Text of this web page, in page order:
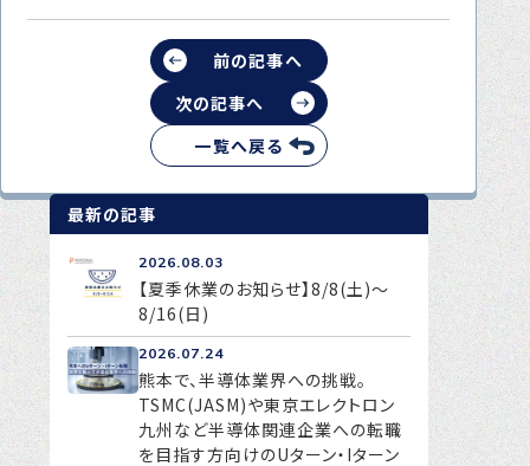
前の記事へ
一覧へ戻る
次の記事へ
最新の記事
2026.08.03
【夏季休業のお知らせ】8/8(土)～
8/16(日)
2026.07.24
熊本で、半導体業界への挑戦。
TSMC(JASM)や東京エレクトロン
九州など半導体関連企業への転職
を目指す方向けのUターン・Iターン